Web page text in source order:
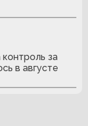
за
в августе